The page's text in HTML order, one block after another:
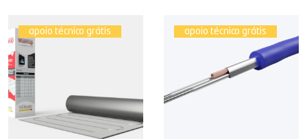
apoio técnico grátis apoio técnico grátis